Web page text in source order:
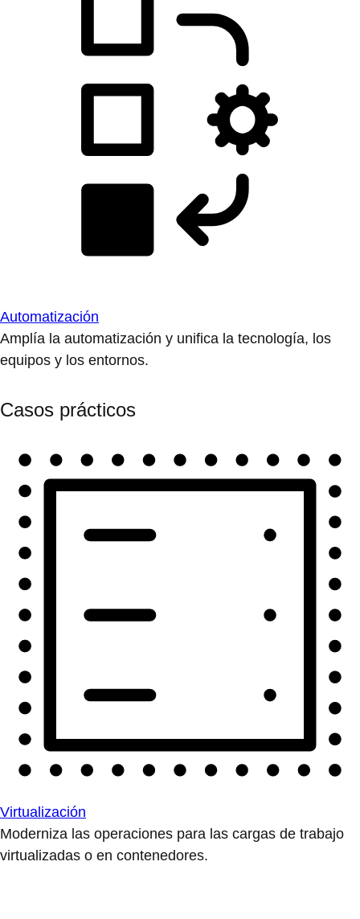
Automatización
Amplía la automatización y unifica la tecnología, los
equipos y los entornos.
Casos prácticos
Virtualización
Moderniza las operaciones para las cargas de trabajo
virtualizadas o en contenedores.